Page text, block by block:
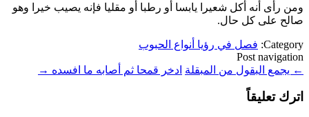
ومن رأى أنه أكل شعيرا يابسا أو رطبا أو مقليا فإنه يصيب خيرا وهو
صالح على كل حال.
Category: فصل في رؤيا أنواع الحبوب
Post navigation
← يجمع البقول من المبقلة ادخر قمحا ثم أصابه ما افسده →
اترك تعليقاً